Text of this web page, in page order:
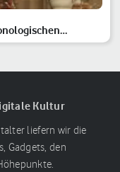
Kultur
liefern wir die
Gadgets, den